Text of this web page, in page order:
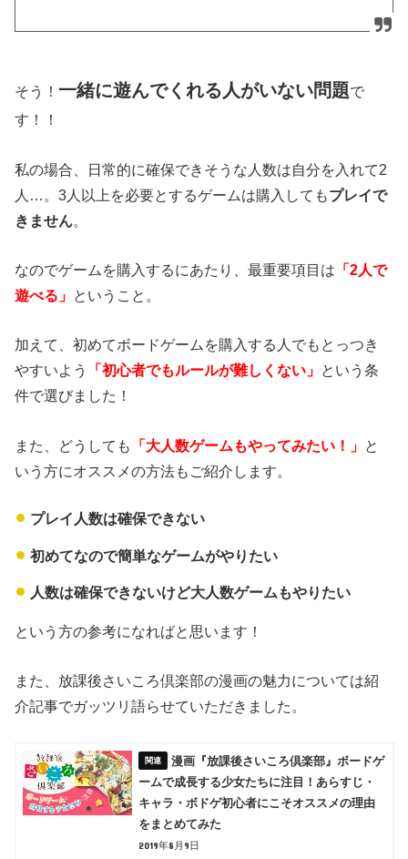
そう！ 一緒に遊んでくれる人がいない問題で
す！！
私の場合、日常的に確保できそうな人数は自分を入れて2
人…。3人以上を必要とするゲームは購入してもプレイで
きません。
なのでゲームを購入するにあたり、最重要項目は 「2人で
遊べる」 ということ。
加えて、初めてボードゲームを購入する人でもとっつき
やすいよう
「初心者でもルールが難しくない」 という条
件で選びました！
また、どうしても 「大人数ゲームもやってみたい！」 と
いう方にオススメの方法もご紹介します。
プレイ人数は確保できない
初めてなので簡単なゲームがやりたい
人数は確保できないけど大人数ゲームもやりたい
という方の参考になればと思います！
また、放課後さいころ倶楽部の漫画の魅力については紹
介記事でガッツリ語らせていただきました。
漫画『放課後さいころ倶楽部』ボードゲ
ームで成長する少女たちに注目！あらすじ・
キャラ・ボドゲ初心者にこそオススメの理由
をまとめてみた
2019年8月9日